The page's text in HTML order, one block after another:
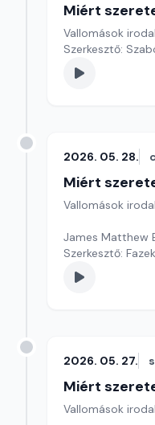
Miért
Vallomások
Szerkesztő:
2026. 05. 28.
Miért
Vallomások
James Matthew
Szerkesztő:
2026. 05. 27.
Miért
Vallomások